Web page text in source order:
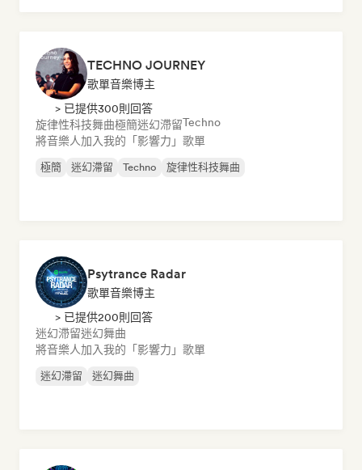
TECHNO JOURNEY
歌單音樂博主
> 已提供300則回答
旋律性科技舞曲極簡迷幻滯留Techno
將音樂人加入我的「影響力」歌單
極簡 迷幻滯留 Techno 旋律性科技舞曲
Psytrance Radar
歌單音樂博主
> 已提供200則回答
迷幻滯留迷幻舞曲
將音樂人加入我的「影響力」歌單
迷幻滯留 迷幻舞曲